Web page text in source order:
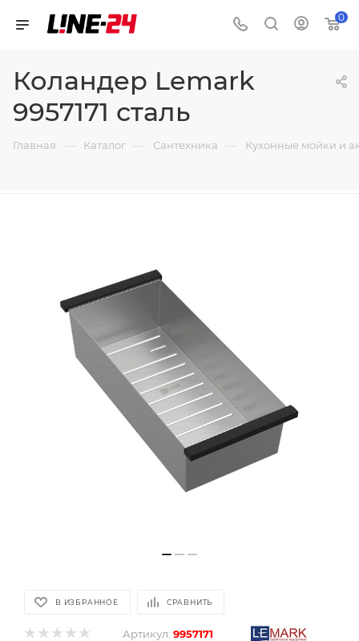
0
Коландер Lemark
9957171 сталь
Главная — Каталог — Сантехника — Кухонные мойки и
В ИЗБРАННОЕ СРАВНИТЬ
Артикул: 9957171